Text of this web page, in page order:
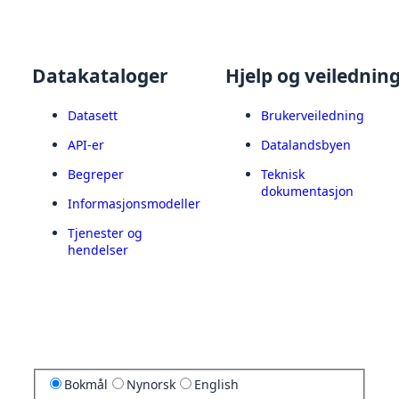
Datakataloger
Datasett
API-er
Begreper
Informasjonsmodeller
Tjenester og
hendelser
Hjelp og
Brukerveiledning
Datalandsbyen
Teknisk
dokumentasjon
Bokmål Nynorsk English